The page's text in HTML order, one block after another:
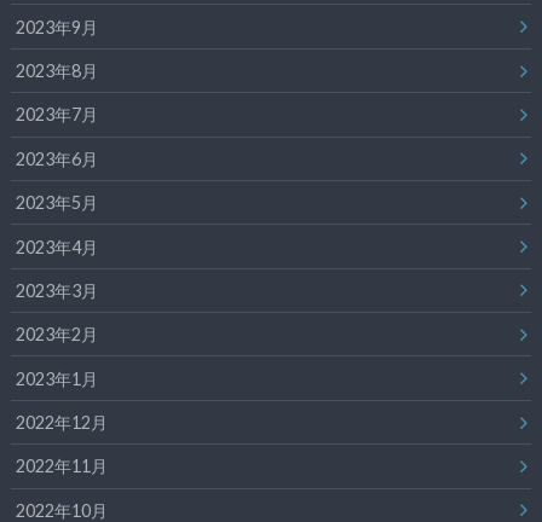
2023年9月
2023年8月
2023年7月
2023年6月
2023年5月
2023年4月
2023年3月
2023年2月
2023年1月
2022年12月
2022年11月
2022年10月